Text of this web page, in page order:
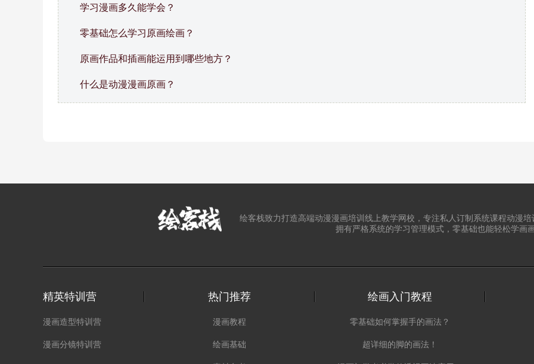
学习漫画多久能学会？
零基础怎么学习原画绘画？
原画作品和插画能运用到哪些地方？
什么是动漫漫画原画？
绘客栈致力打造高端动漫漫画培训线上教学网校，专注私人订制系统课程动漫
拥有严格系统的学习管理模式，零基础也能轻松学画
精英特训营
漫画造型特训营
漫画分镜特训营
热门推荐
漫画教程
绘画基础
绘画入门教程
零基础如何掌握手的画法？
超详细的脚的画法！